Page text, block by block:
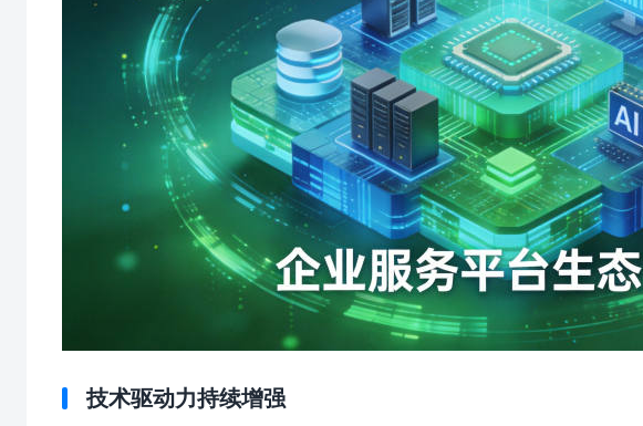
技术驱动力持续增强